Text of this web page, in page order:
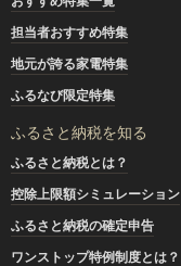
担当者おすすめ特集
地元が誇る家電特集
ふるなび限定特集
ふるさと納税を知る
ふるさと納税とは？
控除上限額シミュレーション
ふるさと納税の確定申告
ワンストップ特例制度とは？